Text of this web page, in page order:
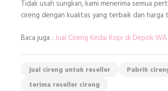
Tidak usah sungkan, kami menerima semua
cireng dengan kualitas yang terbaik dan harga
Baca juga : Jual Cireng Kedai Kopi di Depok
jual cireng untuk reseller Pabrik
terima reseller cireng